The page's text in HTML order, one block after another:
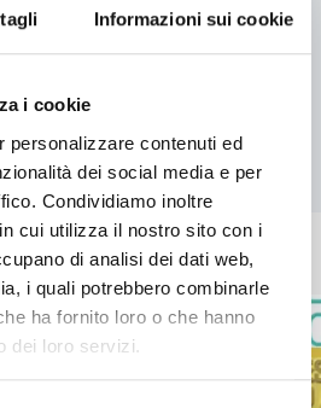
Informazioni sui cookie
i cookie
personalizzare contenuti ed
dei social media e per
Condividiamo inoltre
cui utilizza il nostro sito con i
di analisi dei dati web,
i quali potrebbero combinarle
ha fornito loro o che hanno
dei loro servizi.
risultare aggiornate
dell’evento per verificare